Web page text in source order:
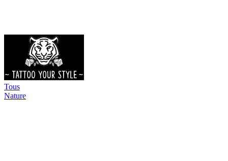
Tous
Nature